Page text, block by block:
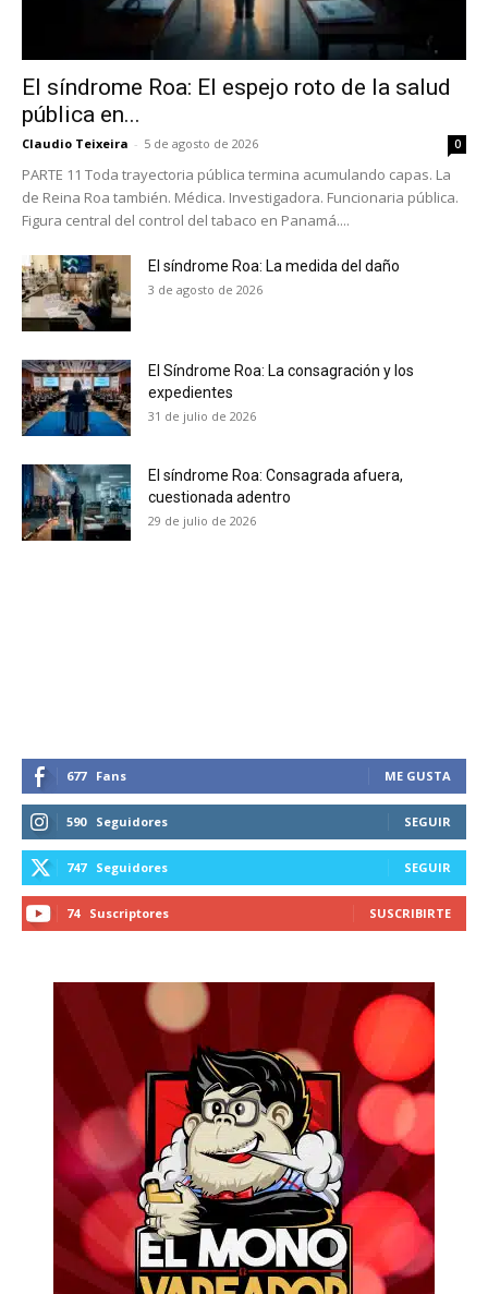
No te pierdas de las
últimas noticias
Suscríbete a nuestro boletín diario y
recibe todas las noticias del vapeo y la
reducción de daños en tu correo
electrónico.
El síndrome Roa: El espejo roto de la salud
pública en...
Claudio Teixeira - 5 de agosto de 2026 0
PARTE 11 Toda trayectoria pública termina acumulando capas. La
de Reina Roa también. Médica. Investigadora. Funcionaria pública.
Figura central del control del tabaco en Panamá....
El síndrome Roa: La medida del daño
3 de agosto de 2026
El Síndrome Roa: La consagración y los
expedientes
31 de julio de 2026
El síndrome Roa: Consagrada afuera,
cuestionada adentro
29 de julio de 2026
677 Fans ME GUSTA
590 Seguidores SEGUIR
747 Seguidores SEGUIR
74 Suscriptores SUSCRIBIRTE